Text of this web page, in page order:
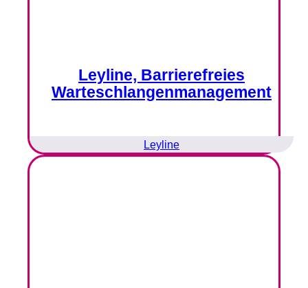
Leyline, Barrierefreies
Warteschlangenmanagement
Leyline